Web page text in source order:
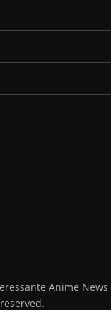
Anime News